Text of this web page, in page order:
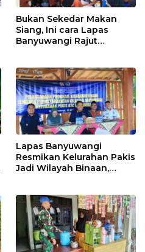
Bukan Sekedar Makan
Siang, Ini cara Lapas
Banyuwangi Rajut
Lapas Banyuwangi
Resmikan Kelurahan Pakis
Jadi Wilayah Binaan,